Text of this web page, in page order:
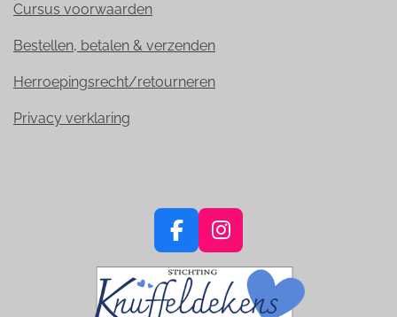
Cursus voorwaarden
Bestellen, betalen & verzenden
Herroepingsrecht/retourneren
Privacy verklaring
F
c
e
I
s
t